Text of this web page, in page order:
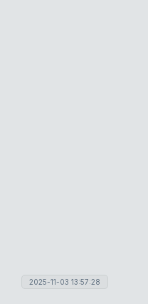
2025-11-03 13:57:28